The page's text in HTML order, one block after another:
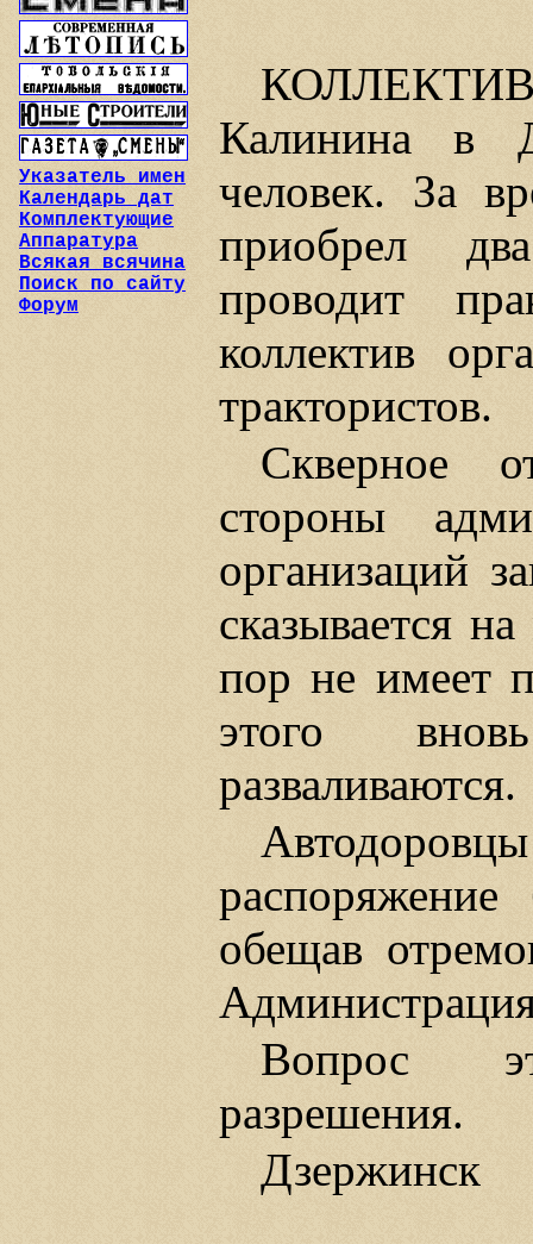
Указатель имен
Календарь дат
Комплектующие
Аппаратура
Всякая всячина
Поиск по сайту
Форум
Калинина в
человек. За
приобрел
проводит
коллектив
трактористов.
Скверное
стороны
организаций
сказывается
пор не имеет
этого
разваливаются.
обещав
Администрация
Вопрос
разрешения.
Дзержинск